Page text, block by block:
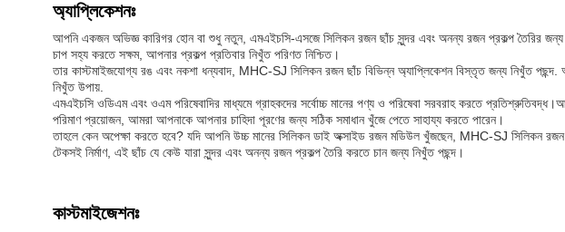
অ্যাপ্লিকেশনঃ
আপনি একজন অভিজ্ঞ কারিগর হোন বা শুধু নতুন, এমএইচসি-এসজে সিলিকন রজন ছাঁচ সুন্দর এবং অনন্য রজন প্রকল্প তৈরির
চাপ সহ্য করতে সক্ষম, আপনার প্রকল্প প্রতিবার নিখুঁত পরিণত নিশ্চিত।
তার কাস্টমাইজযোগ্য রঙ এবং নকশা ধন্যবাদ, MHC-SJ সিলিকন রজন ছাঁচ বিভিন্ন অ্যাপ্লিকেশন বিস্তৃত জন্য নিখুঁত
নিখুঁত উপায়.
এমএইচসি ওডিএম এবং ওএম পরিষেবাদির মাধ্যমে গ্রাহকদের সর্বোচ্চ মানের পণ্য ও পরিষেবা সরবরাহ করতে
পরিমাণ প্রয়োজন, আমরা আপনাকে আপনার চাহিদা পূরণের জন্য সঠিক সমাধান খুঁজে পেতে সাহায্য করতে পারেন।
তাহলে কেন অপেক্ষা করতে হবে? যদি আপনি উচ্চ মানের সিলিকন ডাই অক্সাইড রজন মডিউল খুঁজছেন, MHC-SJ সিলিকন
টেকসই নির্মাণ, এই ছাঁচ যে কেউ যারা সুন্দর এবং অনন্য রজন প্রকল্প তৈরি করতে চান জন্য নিখুঁত পছন্দ।
কাস্টমাইজেশনঃ